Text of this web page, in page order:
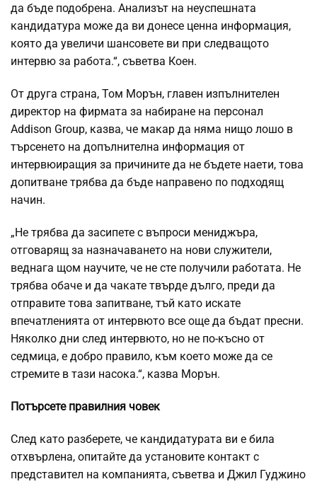
да бъде подобрена. Анализът на неуспешната
кандидатура може да ви донесе ценна информация,
която да увеличи шансовете ви при следващото
интервю за работа.“, съветва Коен.
От друга страна, Том Морън, главен изпълнителен
директор на фирмата за набиране на персонал
Addison Group, казва, че макар да няма нищо лошо в
търсенето на допълнителна информация от
интервюиращия за причините да не бъдете наети, това
допитване трябва да бъде направено по подходящ
начин.
„Не трябва да засипете с въпроси мениджъра,
отговарящ за назначаването на нови служители,
веднага щом научите, че не сте получили работата. Не
трябва обаче и да чакате твърде дълго, преди да
отправите това запитване, тъй като искате
впечатленията от интервюто все още да бъдат пресни.
Няколко дни след интервюто, но не по-късно от
седмица, е добро правило, към което може да се
стремите в тази насока.“, казва Морън.
Потърсете правилния човек
След като разберете, че кандидатурата ви е била
отхвърлена, опитайте да установите контакт с
представител на компанията, съветва и Джил Гуджино